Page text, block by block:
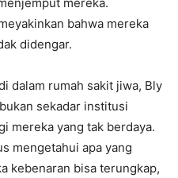
bahwa mereka
didengar.
dalam rumah sakit jiwa, Bly
sekadar institusi
mereka yang tak berdaya.
mengetahui apa yang
kebenaran bisa terungkap,